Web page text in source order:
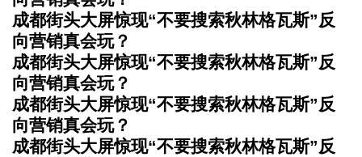
成都街头大屏惊现“不要搜索秋林格瓦斯”反
向营销真会玩？
成都街头大屏惊现“不要搜索秋林格瓦斯”反
向营销真会玩？
成都街头大屏惊现“不要搜索秋林格瓦斯”反
向营销真会玩？
成都街头大屏惊现“不要搜索秋林格瓦斯”反